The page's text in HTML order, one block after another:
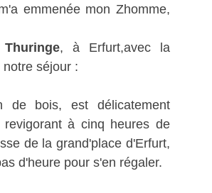
emmenée mon Zhomme,
Thuringe, à Erfurt,avec la
séjour :
de bois, est délicatement
à cinq heures de
de la grand'place d'Erfurt,
d'heure pour s'en régaler.